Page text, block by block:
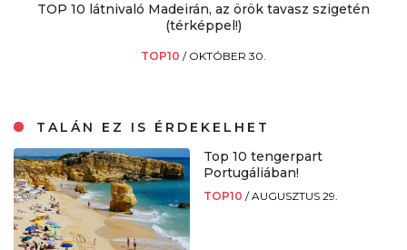
TOP 10 látnivaló Madeirán, az örök tavasz szigetén
(térképpel!)
TOP10 / OKTÓBER 30.
TALÁN EZ IS ÉRDEKELHET
Top 10 tengerpart
Portugáliában!
TOP10 /AUGUSZTUS 29.